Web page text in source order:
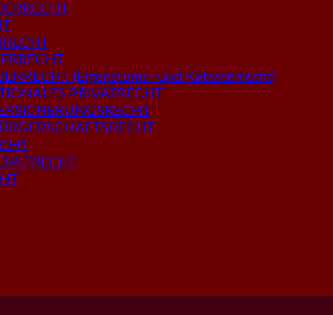
(Eigenstums- und Katasterrecht)
PRIVATRECHT